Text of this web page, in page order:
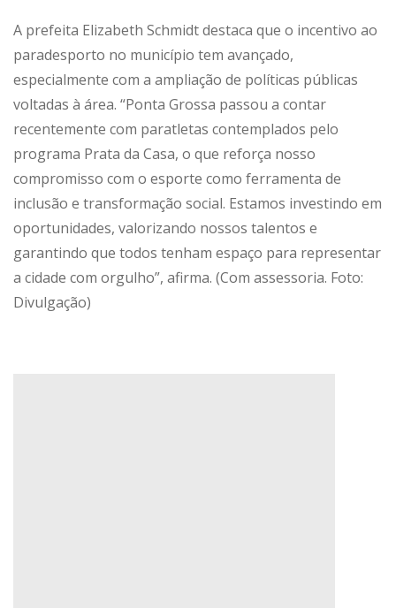
A prefeita Elizabeth Schmidt destaca que o incentivo ao
paradesporto no município tem avançado,
especialmente com a ampliação de políticas públicas
voltadas à área. “Ponta Grossa passou a contar
recentemente com paratletas contemplados pelo
programa Prata da Casa, o que reforça nosso
compromisso com o esporte como ferramenta de
inclusão e transformação social. Estamos investindo em
oportunidades, valorizando nossos talentos e
garantindo que todos tenham espaço para representar
a cidade com orgulho”, afirma. (Com assessoria. Foto:
Divulgação)